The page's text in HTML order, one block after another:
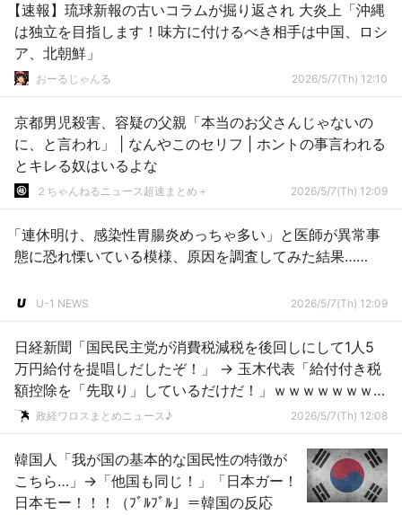
【速報】琉球新報の古いコラムが掘り返され 大炎上「沖縄
は独立を目指します！味方に付けるべき相手は中国、ロシ
ア、北朝鮮」
おーるじゃんる 2026/5/7(Th) 12:10
京都男児殺害、容疑の父親「本当のお父さんじゃないの
に、と言われ」 | なんやこのセリフ | ホントの事言われる
とキレる奴はいるよな
２ちゃんねるニュース超速まとめ＋ 2026/5/7(Th) 12:09
「連休明け、感染性胃腸炎めっちゃ多い」と医師が異常事
態に恐れ慄いている模様、原因を調査してみた結果……
U-1 NEWS 2026/5/7(Th) 12:09
日経新聞「国民民主党が消費税減税を後回しにして1人5
万円給付を提唱しだしたぞ！」 → 玉木代表「給付付き税
額控除を「先取り」しているだけだ！」ｗｗｗｗｗｗｗｗ
ｗｗ政経ワロスまとめニュース♪ 2026/5/7(Th) 12:08
韓国人「我が国の基本的な国民性の特徴が
こちら…」→「他国も同じ！」「日本ガー！
日本モー！！！（ﾌﾞﾙﾌﾞﾙ」＝韓国の反応